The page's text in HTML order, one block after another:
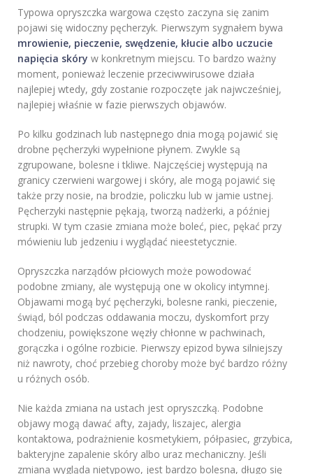
Typowa opryszczka wargowa często zaczyna się zanim
pojawi się widoczny pęcherzyk. Pierwszym sygnałem bywa
mrowienie, pieczenie, swędzenie, kłucie albo uczucie
napięcia skóry w konkretnym miejscu. To bardzo ważny
moment, ponieważ leczenie przeciwwirusowe działa
najlepiej wtedy, gdy zostanie rozpoczęte jak najwcześniej,
najlepiej właśnie w fazie pierwszych objawów.
Po kilku godzinach lub następnego dnia mogą pojawić się
drobne pęcherzyki wypełnione płynem. Zwykle są
zgrupowane, bolesne i tkliwe. Najczęściej występują na
granicy czerwieni wargowej i skóry, ale mogą pojawić się
także przy nosie, na brodzie, policzku lub w jamie ustnej.
Pęcherzyki następnie pękają, tworzą nadżerki, a później
strupki. W tym czasie zmiana może boleć, piec, pękać przy
mówieniu lub jedzeniu i wyglądać nieestetycznie.
Opryszczka narządów płciowych może powodować
podobne zmiany, ale występują one w okolicy intymnej.
Objawami mogą być pęcherzyki, bolesne ranki, pieczenie,
świąd, ból podczas oddawania moczu, dyskomfort przy
chodzeniu, powiększone węzły chłonne w pachwinach,
gorączka i ogólne rozbicie. Pierwszy epizod bywa silniejszy
niż nawroty, choć przebieg choroby może być bardzo różny
u różnych osób.
Nie każda zmiana na ustach jest opryszczką. Podobne
objawy mogą dawać afty, zajady, liszajec, alergia
kontaktowa, podrażnienie kosmetykiem, półpasiec, grzybica,
bakteryjne zapalenie skóry albo uraz mechaniczny. Jeśli
zmiana wygląda nietypowo, jest bardzo bolesna, długo się